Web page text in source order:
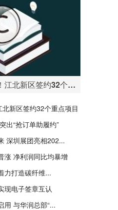
投资总额455亿元！江北新区签约32个重点项目
新区签约32个重点项目
出“抢订单助履约”
深圳展团亮相202...
涨 净利润同比均暴增
力打造碳纤维...
现电子签章互认
用 与华润总部“...